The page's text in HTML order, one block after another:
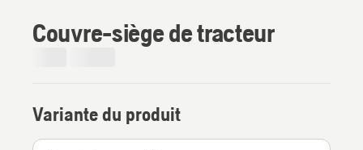
Couvre-siège de tracteur
Variante du produit